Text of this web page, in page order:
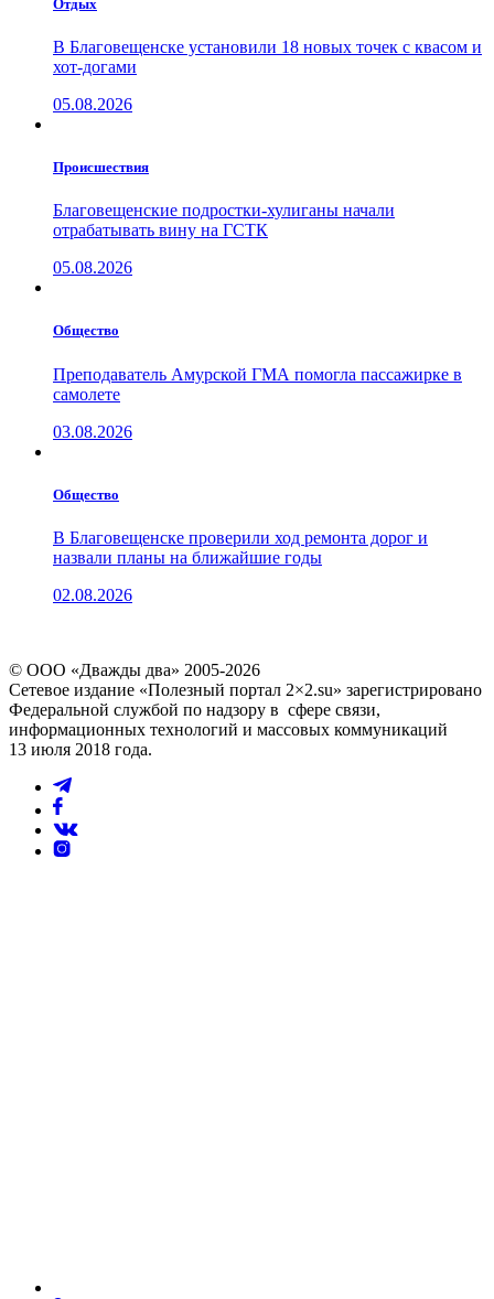
Отдых
В Благовещенске установили 18 новых точек с квасом и
хот-догами
05.08.2026
Проиcшествия
Благовещенские подростки-хулиганы начали
отрабатывать вину на ГСТК
05.08.2026
Общество
Преподаватель Амурской ГМА помогла пассажирке в
самолете
03.08.2026
Общество
В Благовещенске проверили ход ремонта дорог и
назвали планы на ближайшие годы
02.08.2026
© ООО «Дважды два» 2005-2026
Сетевое издание «Полезный портал 2×2.su» зарегистрировано
Федеральной службой по надзору в сфере связи,
информационных технологий и массовых коммуникаций
13 июля 2018 года.